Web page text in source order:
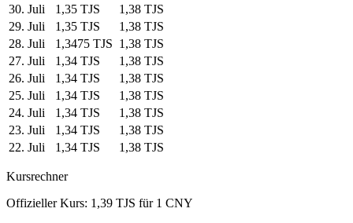
30. Juli
1,35 TJS
1,38 TJS
29. Juli
1,35 TJS
1,38 TJS
28. Juli
1,3475 TJS 1,38 TJS
27. Juli
1,34 TJS
1,38 TJS
26. Juli
1,34 TJS
1,38 TJS
25. Juli
1,34 TJS
1,38 TJS
24. Juli
1,34 TJS
1,38 TJS
23. Juli
1,34 TJS
1,38 TJS
22. Juli
1,34 TJS 1,38 TJS
Kursrechner
Offizieller Kurs: 1,39 TJS für 1 CNY